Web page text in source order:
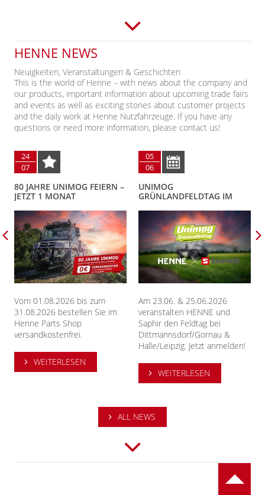
HENNE NEWS
Neuigkeiten, Veranstaltungen & Geschichten
This is the world of Henne – with news about the company and
our products, important information about upcoming trade fairs
and events as well as exciting stories about customer projects
and the daily work at Henne Nutzfahrzeuge. If you have any
questions or need more information, please contact us!
24
07
80 JAHRE UNIMOG FEIERN –
JETZT 1 MONAT
UNIMOG ERSATZTEILE
BESTELLEN
Vom 01.08.2026 bis zum
31.08.2026 bestellen Sie im
Henne Parts Shop
versandkostenfrei.
WEITERLESEN
05
06
UNIMOG
GRÜNLANDFELDTAG IM
Am 23.06. & 25.06.2026
veranstalten HENNE und
Saphir den Feldtag bei
Dittmannsdorf/Gornau &
Halle/Leipzig. Jetzt anmelden!
WEITERLESEN
ALL NEWS